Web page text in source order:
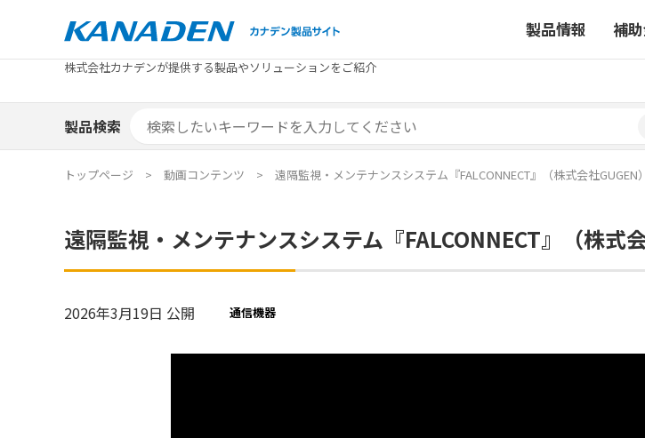
製品情報
カテゴリから探す メーカーから探す
エリア別おすすめ製品 特集
カタログ・技術資料 ソリューションサイト
補
補助金検索システム 補助金対象製品一覧
トピックス お役立ちコラム 4
製品検索
株式会社カナデンが提供する製品やソリューションをご紹介
カテゴリから探す メーカーから探す
補助金検索システム 補助金対象製品一覧
トピックス お役立ちコラム 4
製品検索
トップページ 動画コンテンツ 遠隔監視・メンテナンスシステム『FALCONNECT』（株式会社GUGEN）
遠隔監視・メンテナンスシステム『FALCONNECT』（株式会
2026年3月19日 公開 通信機器